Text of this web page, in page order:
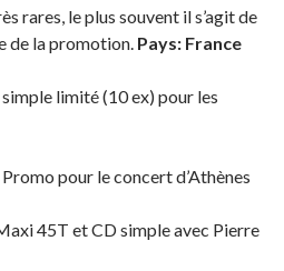
rares, le plus souvent il s’agit de
de la promotion. Pays: France
limité (10 ex) pour les
pour le concert d’Athènes
45T et CD simple avec Pierre